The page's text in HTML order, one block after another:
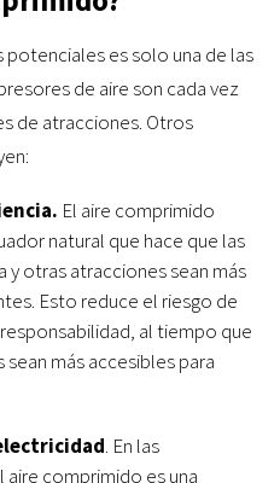
potenciales es solo una de las
de aire son cada vez
de atracciones. Otros
El aire comprimido
natural que hace que las
y otras atracciones sean más
Esto reduce el riesgo de
al tiempo que
más accesibles para
. En las
comprimido es una